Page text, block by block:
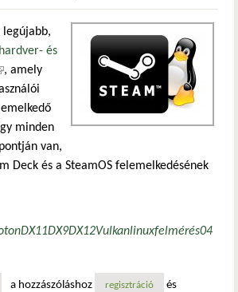
és
hivatkozás)
, amely
minden
van,
Deck és a SteamOS felemelkedésének
DX11DX9DX12Vulkanlinuxfelmérés04
játékok népszerűsége: a steam 2024-es év végi
a hozzászóláshoz regisztráció és